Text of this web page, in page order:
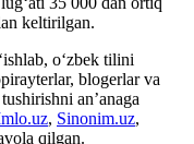
keltirilgan.
o‘zbek tilini
blogerlar va
an’anaga
, Sinonim.uz,
qilgan.